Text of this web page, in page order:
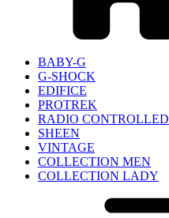
BABY-G
G-SHOCK
EDIFICE
PROTREK
RADIO CONTROLLED
SHEEN
VINTAGE
COLLECTION MEN
COLLECTION LADY